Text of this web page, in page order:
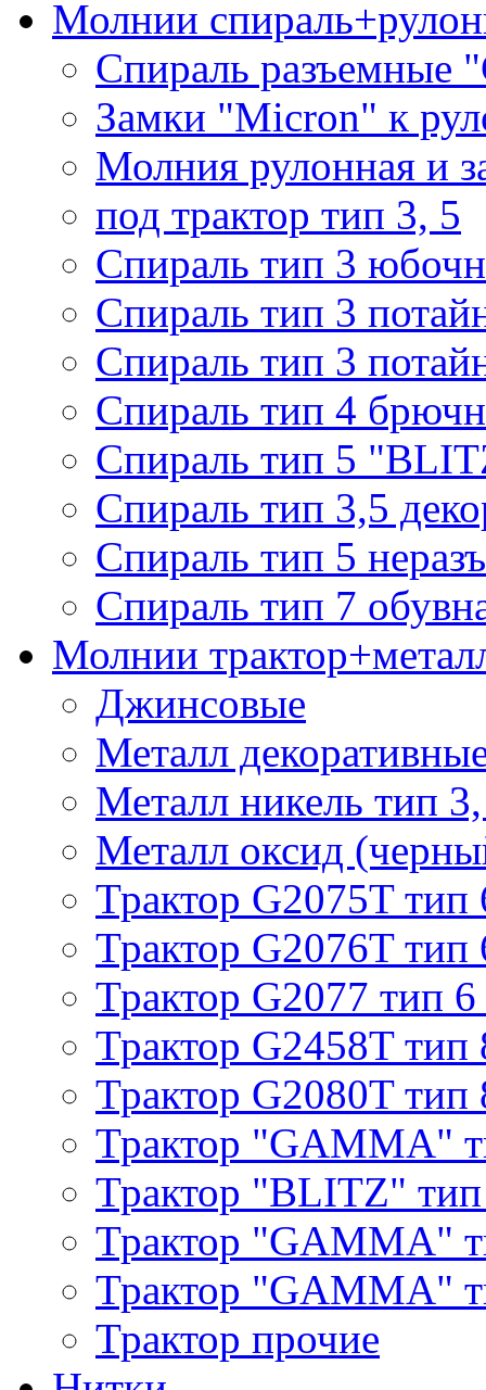
Молнии
Спираль разъемные
Замки "Micron" к
Молния рулонная и
под трактор тип 3, 5
Спираль тип 3
Спираль тип 3
Спираль тип 3
Спираль тип 4
Спираль тип 5
Спираль тип 3,5
Спираль тип 5
Спираль тип 7
Молнии
Джинсовые
Металл
Металл никель тип
Металл оксид
Трактор G2075T тип
Трактор G2076T тип
Трактор G2077 тип 6
Трактор G2458T тип
Трактор G2080T тип
Трактор "GAMMA"
Трактор "BLITZ"
Трактор "GAMMA"
Трактор "GAMMA"
Трактор прочие